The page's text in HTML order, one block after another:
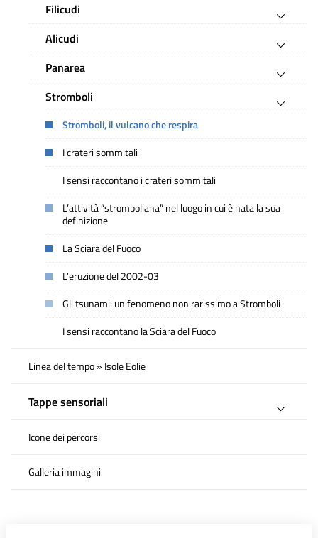
Filicudi
Alicudi
Panarea
Stromboli
Stromboli, il vulcano che respira
I crateri sommitali
I sensi raccontano i crateri sommitali
L’attività “stromboliana” nel luogo in cui è nata la sua
definizione
La Sciara del Fuoco
L’eruzione del 2002-03
Gli tsunami: un fenomeno non rarissimo a Stromboli
I sensi raccontano la Sciara del Fuoco
Linea del tempo » Isole Eolie
Tappe sensoriali
Icone dei percorsi
Galleria immagini